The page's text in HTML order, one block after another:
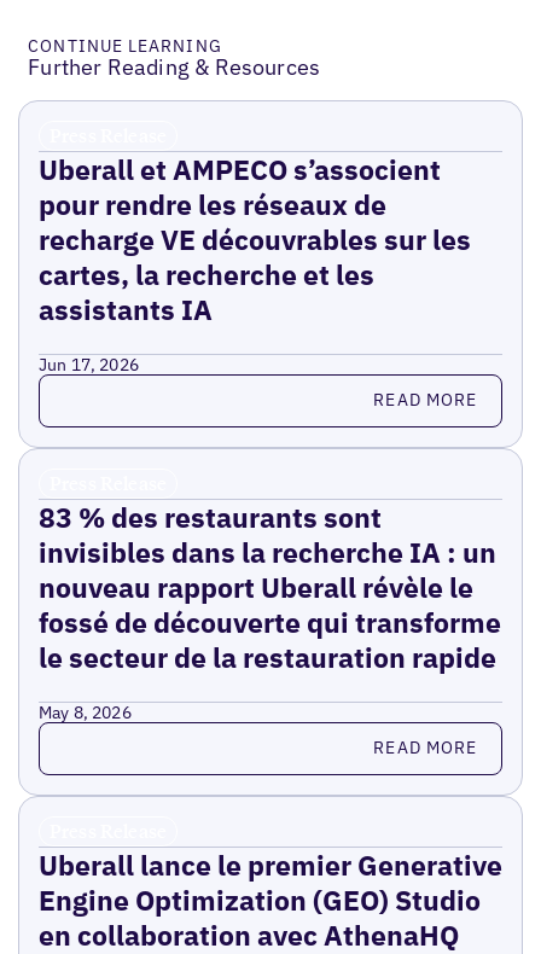
CONTINUE LEARNING
Further Reading & Resources
Uberall et AMPECO s’associent
pour rendre les réseaux de
recharge VE découvrables sur les
cartes, la recherche et les
assistants IA
Jun 17, 2026
Read more READ MORE
83 % des restaurants sont
invisibles dans la recherche IA : un
nouveau rapport Uberall révèle le
fossé de découverte qui transforme
le secteur de la restauration rapide
May 8, 2026
Read more READ MORE
Uberall lance le premier Generative
Engine Optimization (GEO) Studio
en collaboration avec AthenaHQ